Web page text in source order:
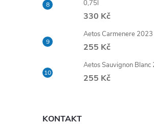
n
e
l
0,75l
330 Kč
Aetos Carmenere
255 Kč
Aetos Sauvignon
255 Kč
KONTAKT